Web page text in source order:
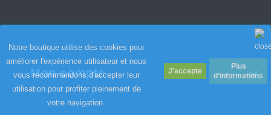
Notre boutique utilise des cookies pour
améliorer l'expérience utilisateur et nous
vous recommandons d'accepter leur
utilisation pour profiter pleinement de
votre navigation.
Plus
d'informations
Mon compte